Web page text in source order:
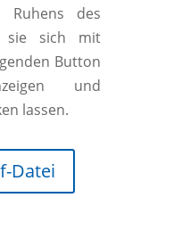
Ruhens des
sie sich mit
Button
und
lassen.
Datei